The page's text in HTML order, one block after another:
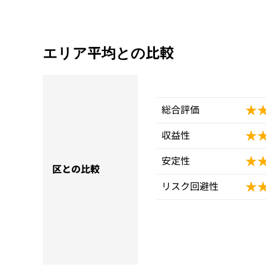
エリア平均との比較
区との比較
総合評価
収益性
安定性
リスク回避性